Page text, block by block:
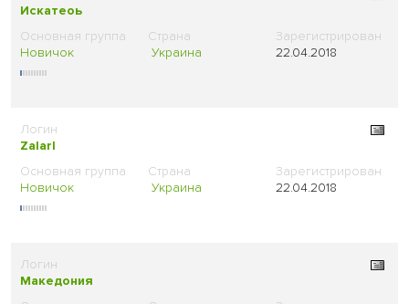
Искатеоь
Новичок Украина 22.04.2018
Zalarl
Новичок Украина 22.04.2018
Македония